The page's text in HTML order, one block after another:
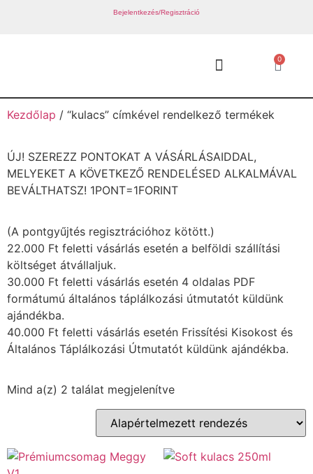
Bejelentkezés/Regisztráció
0
Kezdőlap / “kulacs” címkével rendelkező termékek
ÚJ! SZEREZZ PONTOKAT A VÁSÁRLÁSAIDDAL,
MELYEKET A KÖVETKEZŐ RENDELÉSED ALKALMÁVAL
BEVÁLTHATSZ! 1PONT=1FORINT
(A pontgyűjtés regisztrációhoz kötött.)
22.000 Ft feletti vásárlás esetén a belföldi szállítási
költséget átvállaljuk.
30.000 Ft feletti vásárlás esetén 4 oldalas PDF
formátumú általános táplálkozási útmutatót küldünk
ajándékba.
40.000 Ft feletti vásárlás esetén Frissítési Kisokost és
Általános Táplálkozási Útmutatót küldünk ajándékba.
Mind a(z) 2 találat megjelenítve